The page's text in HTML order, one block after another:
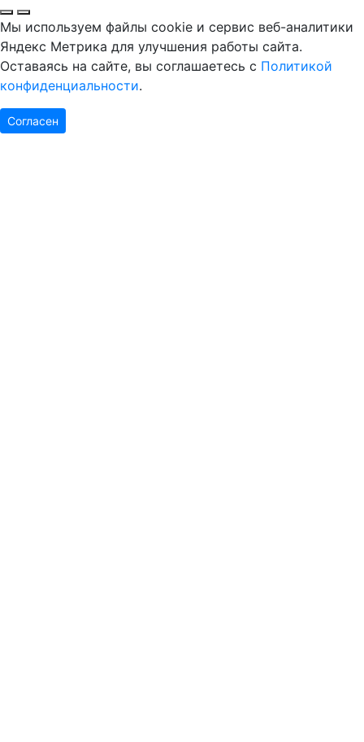
Мы используем файлы cookie и сервис веб-аналитики
Яндекс Метрика для улучшения работы сайта.
Оставаясь на сайте, вы соглашаетесь с Политикой
конфиденциальности.
Согласен